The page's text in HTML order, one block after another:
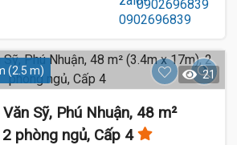
0902696839
(2.5 m) 21
Sỹ, Phú Nhuận, 48 m²
phòng ngủ, Cấp 4